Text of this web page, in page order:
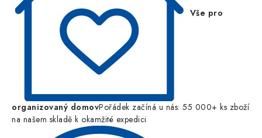
Vše pro
organizovaný domovPořádek začíná u nás: 55 000+ ks zboží
na našem skladě k okamžité expedici